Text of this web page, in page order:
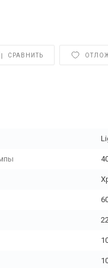
СРАВНИТЬ